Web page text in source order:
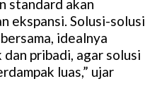
standard akan
ekspansi. Solusi-solusi
idealnya
pribadi, agar solusi
luas,” ujar